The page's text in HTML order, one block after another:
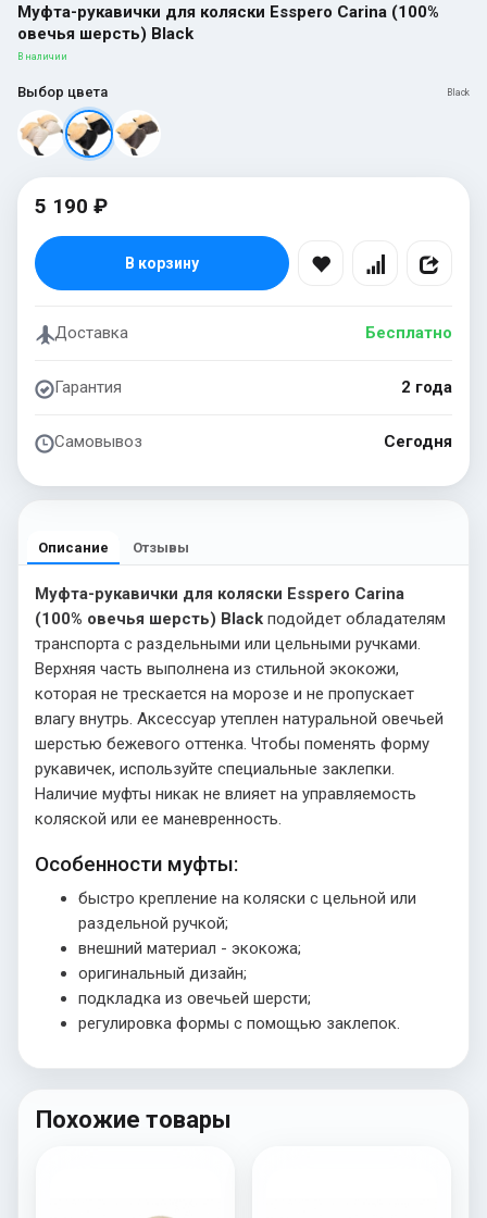
Муфта-рукавички для коляски Esspero Carina (100%
овечья шерсть) Black
В наличии
Выбор цвета Black
5 190 ₽
В корзину
Доставка Бесплатно
Гарантия 2 года
Самовывоз Сегодня
Описание Отзывы
Муфта-рукавички для коляски Esspero Carina
(100% овечья шерсть) Black подойдет обладателям
транспорта с раздельными или цельными ручками.
Верхняя часть выполнена из стильной экокожи,
которая не трескается на морозе и не пропускает
влагу внутрь. Аксессуар утеплен натуральной овечьей
шерстью бежевого оттенка. Чтобы поменять форму
рукавичек, используйте специальные заклепки.
Наличие муфты никак не влияет на управляемость
коляской или ее маневренность.
Особенности муфты:
быстро крепление на коляски с цельной или
раздельной ручкой;
внешний материал - экокожа;
оригинальный дизайн;
подкладка из овечьей шерсти;
регулировка формы с помощью заклепок.
Похожие товары